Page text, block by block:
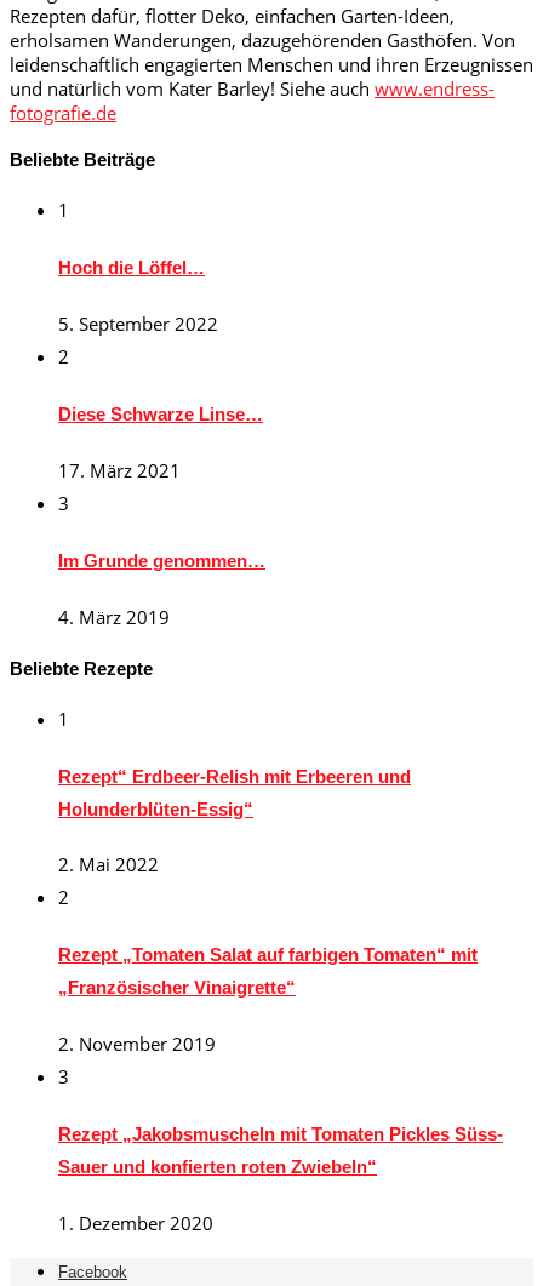
Rezepten dafür, flotter Deko, einfachen Garten-Ideen,
erholsamen Wanderungen, dazugehörenden Gasthöfen. Von
leidenschaftlich engagierten Menschen und ihren Erzeugnissen
und natürlich vom Kater Barley! Siehe auch www.endress-
fotografie.de
Beliebte Beiträge
1
Hoch die Löffel…
5. September 2022
2
Diese Schwarze Linse…
17. März 2021
3
Im Grunde genommen…
4. März 2019
Beliebte Rezepte
1
Rezept“ Erdbeer-Relish mit Erbeeren und
Holunderblüten-Essig“
2. Mai 2022
2
Rezept „Tomaten Salat auf farbigen Tomaten“ mit
„Französischer Vinaigrette“
2. November 2019
3
Rezept „Jakobsmuscheln mit Tomaten Pickles Süss-
Sauer und konfierten roten Zwiebeln“
1. Dezember 2020
Facebook